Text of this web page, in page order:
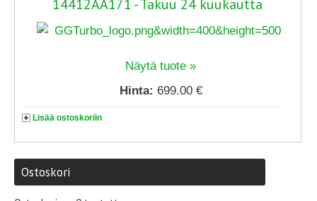
14412AA171 - Takuu 24 kuukautta
Näytä tuote »
Hinta: 699.00 €
Lisää ostoskoriin
Ostoskori